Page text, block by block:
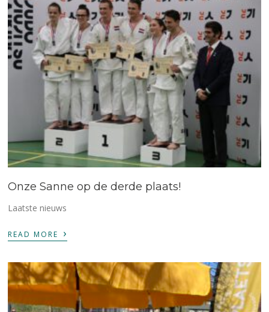
Onze Sanne op de derde plaats!
Laatste nieuws
READ MORE ›